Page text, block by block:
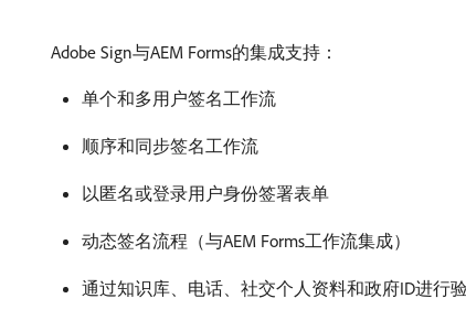
Adobe Sign与AEM Forms的集成支持：
单个和多用户签名工作流
顺序和同步签名工作流
以匿名或登录用户身份签署表单
动态签名流程（与AEM Forms工作流集成）
通过知识库、电话、社交个人资料和政府ID进行